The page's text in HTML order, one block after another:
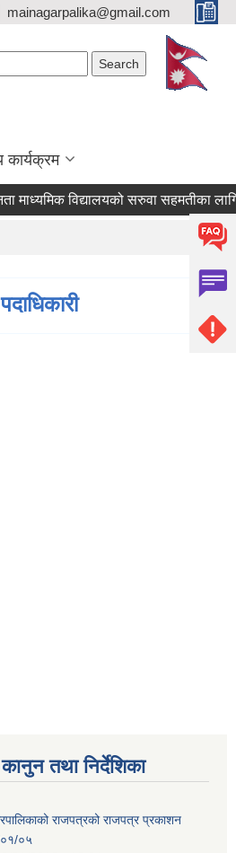
mainagarpalika@gmail.com
कार्यक्रम
माध्यमिक विद्यालयको सरुवा सहमतीका लागि
तथा निर्देशिका
राजपत्रको राजपत्र प्रकाशन
०५